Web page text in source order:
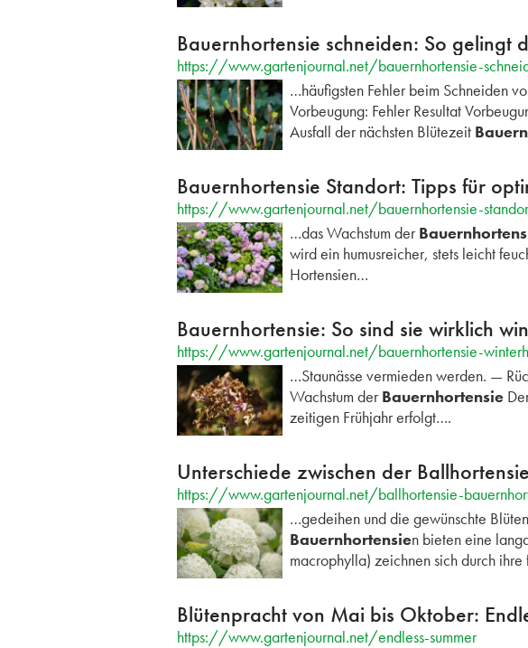
Bauernhortensie schneiden: So gelingt
https://www.gartenjournal.net/bauernhortensie-
…häufigsten Fehler beim Schneiden
Vorbeugung: Fehler Resultat
Ausfall der nächsten Blütezeit
Bauernhortensie Standort: Tipps für
https://www.gartenjournal.net/bauernhortensie-
…das Wachstum der
wird ein humusreicher, stets leicht
Hortensien…
Bauernhortensie: So sind sie wirklich
https://www.gartenjournal.net/bauernhortensie-
…Staunässe vermieden werden. —
Wachstum derBauernhortensie
zeitigen Frühjahr erfolgt….
Unterschiede zwischen der
https://www.gartenjournal.net/ballhortensie-
…gedeihen und die gewünschte
Bauernhortensien bieten eine
macrophylla) zeichnen sich durch
Blütenpracht von Mai bis Oktober:
https://www.gartenjournal.net/endless-summer